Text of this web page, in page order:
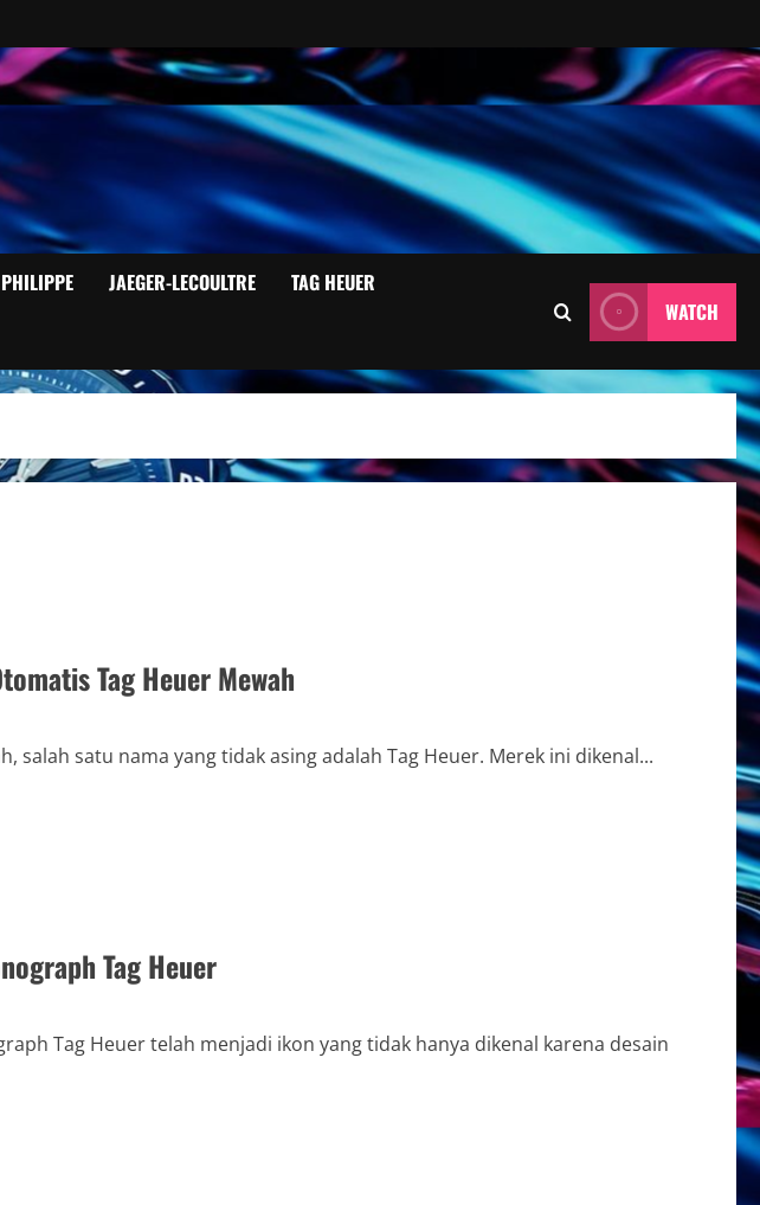
JAEGER-LECOULTRE TAG HEUER
WATCH
Tag Heuer Mewah
salah satu nama yang tidak asing adalah Tag Heuer. Merek ini dikenal...
Tag Heuer
Tag Heuer telah menjadi ikon yang tidak hanya dikenal karena desain